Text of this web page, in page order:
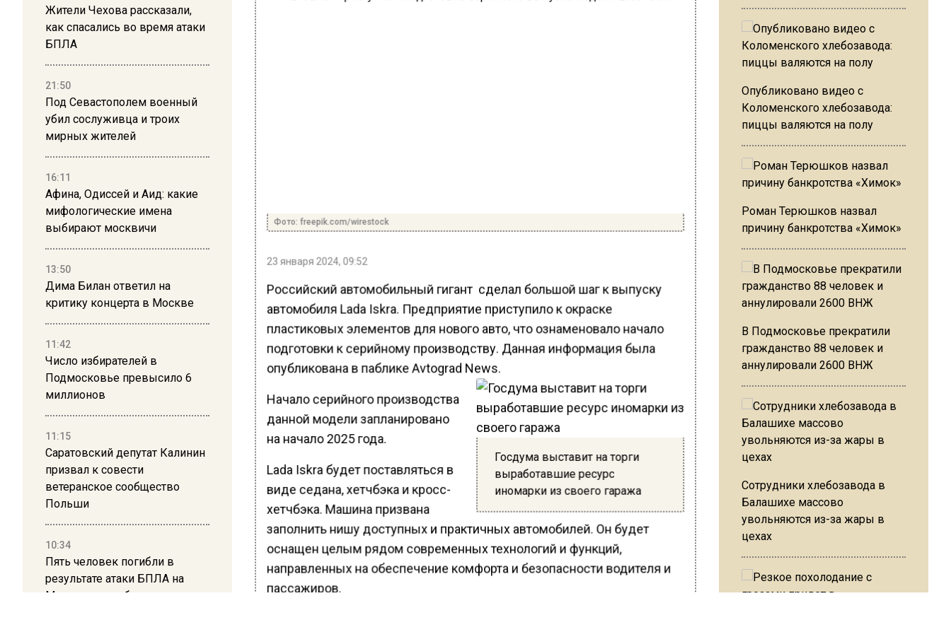
Жители Чехова рассказали,
как спасались во время атаки
БПЛА
21:50
Под Севастополем военный
убил сослуживца и троих
мирных жителей
16:11
Афина, Одиссей и Аид: какие
мифологические имена
выбирают москвичи
13:50
Дима Билан ответил на
критику концерта в Москве
11:42
Число избирателей в
Подмосковье превысило 6
миллионов
11:15
Саратовский депутат Калинин
призвал к совести
ветеранское сообщество
Польши
10:34
Пять человек погибли в
результате атаки БПЛА на
Московскую область
Фото: freepik.com/wirestock
23 января 2024, 09:52
Российский автомобильный гигант сделал большой шаг к выпуску
автомобиля Lada Iskra. Предприятие приступило к окраске
пластиковых элементов для нового авто, что ознаменовало начало
подготовки к серийному производству. Данная информация была
опубликована в паблике Avtograd News.
Госдума выставит на торги
выработавшие ресурс
иномарки из своего гаража
Начало серийного производства
данной модели запланировано
на начало 2025 года.
Lada Iskra будет поставляться в
виде седана, хетчбэка и кросс-
хетчбэка. Машина призвана
заполнить нишу доступных и практичных автомобилей. Он будет
оснащен целым рядом современных технологий и функций,
направленных на обеспечение комфорта и безопасности водителя и
пассажиров.
Опубликовано видео с
Коломенского хлебозавода:
пиццы валяются на полу
Роман Терюшков назвал
причину банкротства «Химок»
В Подмосковье прекратили
гражданство 88 человек и
аннулировали 2600 ВНЖ
Сотрудники хлебозавода в
Балашихе массово
увольняются из-за жары в
цехах